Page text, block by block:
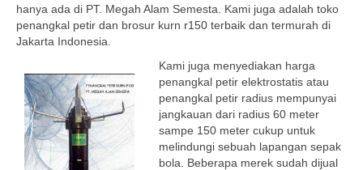
hanya ada di PT. Megah Alam Semesta. Kami juga adalah toko
penangkal petir dan brosur kurn r150 terbaik dan termurah di
Jakarta Indonesia.
Kami juga menyediakan harga
penangkal petir elektrostatis atau
penangkal petir radius mempunyai
jangkauan dari radius 60 meter
sampe 150 meter cukup untuk
melindungi sebuah lapangan sepak
bola. Beberapa merek sudah dijual